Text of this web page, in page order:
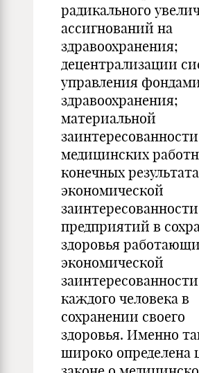
радикального
ассигнований на
здравоохранения;
децентрализации
управления
здравоохранения;
материальной
заинтересованности
медицинских
конечных
экономической
заинтересованности
предприятий в
здоровья
экономической
заинтересованности
каждого человека в
сохранении своего
здоровья. Именно
широко определена